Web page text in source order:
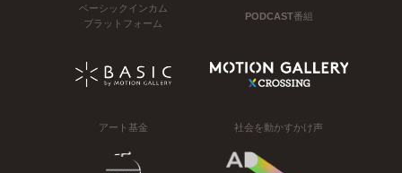
ベーシックインカム
プラットフォーム
PODCAST番組
アート基金 社会を動かすかけ声